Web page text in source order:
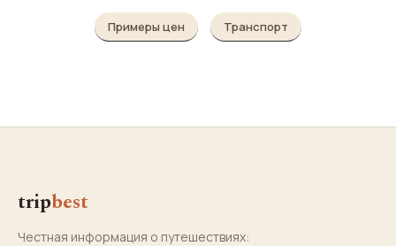
Примеры цен Транспорт
tripbest
Честная информация о путешествиях: